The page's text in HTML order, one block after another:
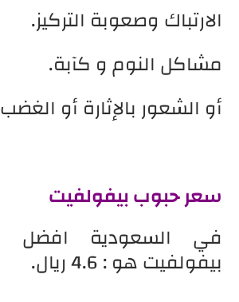
الارتباك وصعوبة التركيز.
مشاكل النوم و كآبة.
أو الشعور بالإثارة أو
سعر حبوب بيفولفيت
في السعودية افضل
بيفولفيت هو : 4.6 ريال.